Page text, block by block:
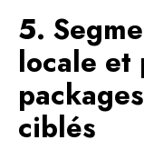
5.
locale et
ciblés